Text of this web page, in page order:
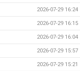
2026-07-29 16:24
2026-07-29 16:15
2026-07-29 16:04
2026-07-29 15:57
2026-07-29 15:21